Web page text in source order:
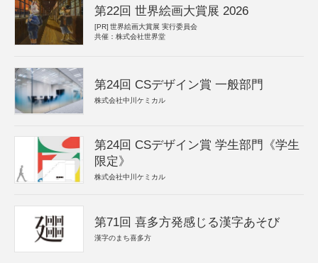
第22回 世界絵画大賞展 2026
[PR] 世界絵画大賞展 実行委員会
共催：株式会社世界堂
第24回 CSデザイン賞 一般部門
株式会社中川ケミカル
第24回 CSデザイン賞 学生部門《学生
限定》
株式会社中川ケミカル
第71回 喜多方発感じる漢字あそび
漢字のまち喜多方